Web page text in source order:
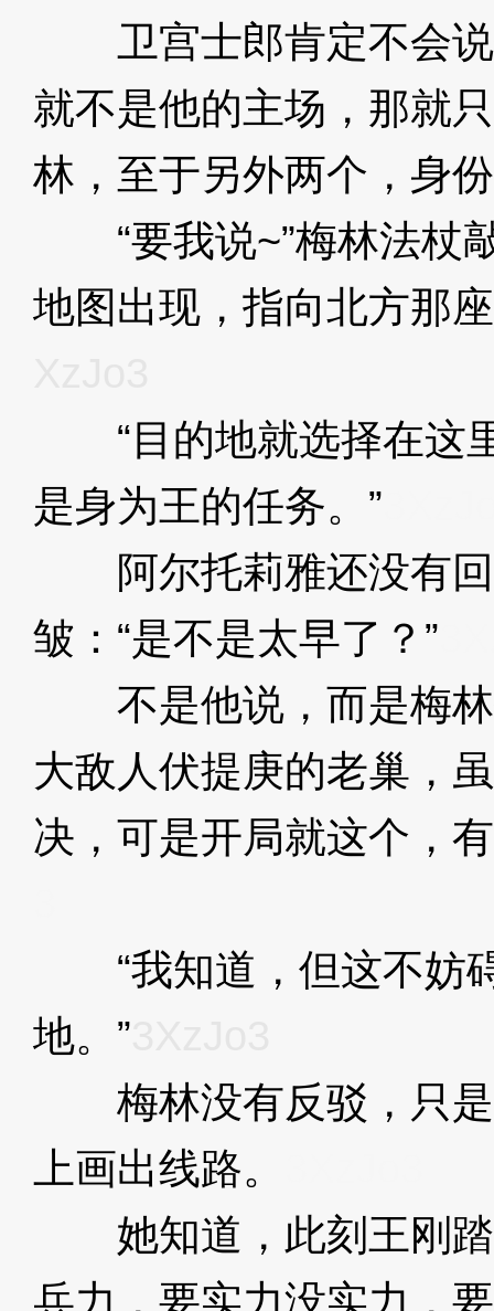
卫宫士郎肯定不会说
就不是他的主场，那就
林，至于另外两个，身
“要我说~”梅林法杖
地图出现，指向北方那
“目的地就选择在这
是身为王的任务。”
阿尔托莉雅还没有回
皱：“是不是太早了？”
不是他说，而是梅林
大敌人伏提庚的老巢，
决，可是开局就这个，
“我知道，但这不妨
地。”
梅林没有反驳，只是
上画出线路。
她知道，此刻王刚踏
兵力，要实力没实力，